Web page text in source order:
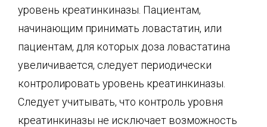
уровень креатинкиназы. Пациентам,
начинающим принимать ловастатин, или
пациентам, для которых доза ловастатина
увеличивается, следует периодически
контролировать уровень креатинкиназы.
Следует учитывать, что контроль уровня
креатинкиназы не исключает возможность